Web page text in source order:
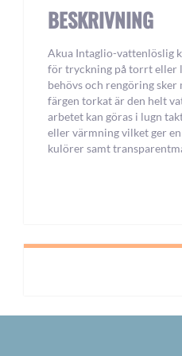
BESKRIVNING
Akua Intaglio-vattenlöslig
för tryckning på torrt eller
behövs och rengöring
färgen torkat är den helt
arbetet kan göras i lugn
eller värmning vilket ger
kulörer samt